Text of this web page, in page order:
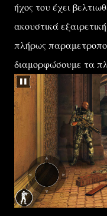
ήχος του έχει
ακουστικά
πλήρως
διαμορφώσουμε τα